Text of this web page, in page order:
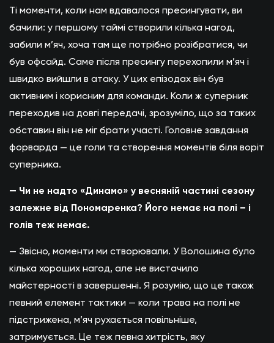
Ті моменти, коли нам вдавалося пресингувати, ви
бачили: у першому таймі створили кілька нагод,
забили м’яч, хоча там ще потрібно розібратися, чи
був офсайд. Саме після пресингу перехопили м’яч і
швидко вийшли в атаку. У цих епізодах він був
активним і корисним для команди. Коли ж суперник
переходив на довгі передачі, зрозуміло, що за таких
обставин він не міг брати участі. Головне завдання
форварда — це голи та створення моментів біля воріт
суперника.
— Чи не надто «Динамо» у весняній частині сезону
залежне від Пономаренка? Його немає на полі – і
голів теж немає.
— Звісно, моменти ми створювали. У Волошина було
кілька хороших нагод, але не вистачило
майстерності в завершенні. Я розумію, що це також
певний елемент тактики — коли трава на полі не
підстрижена, м’яч рухається повільніше,
затримується. Це теж певна хитрість, яку